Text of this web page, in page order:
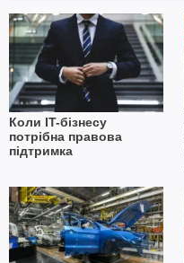
Коли IT-бізнесу
потрібна правова
підтримка